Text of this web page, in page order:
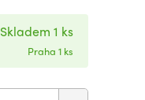
Skladem 1 ks
Praha 1 ks